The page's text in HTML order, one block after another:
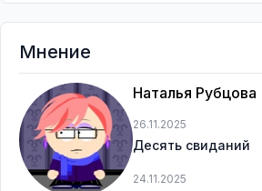
Мнение
Наталья Рубцова
26.11.2025
Десять свиданий
24.11.2025